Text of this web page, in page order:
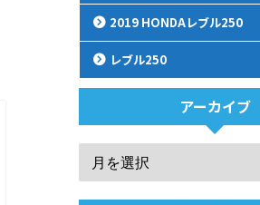
2019 HONDAレブル250
レブル250
アーカイブ